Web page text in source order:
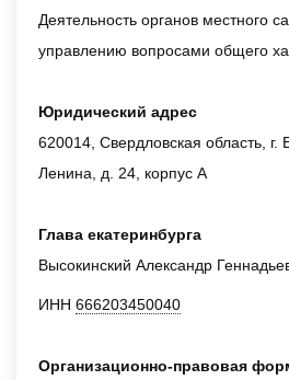
Деятельность органов местного
управлению вопросами общего
Юридический адрес
620014, Свердловская область, г.
Ленина, д. 24, корпус А
Глава екатеринбурга
Высокинский Александр
ИНН 666203450040
Организационно-правовая